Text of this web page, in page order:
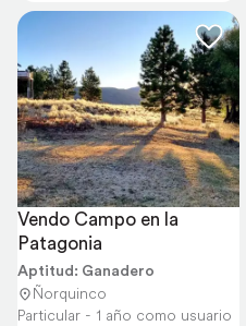
Vendo Campo en la
Patagonia
Aptitud: Ganadero
Ñorquinco
Particular - 1 año como usuario